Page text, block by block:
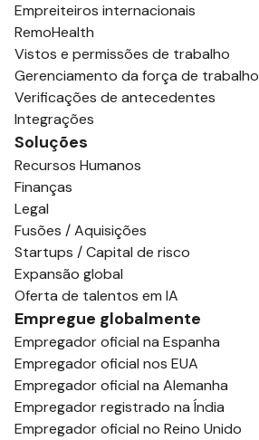
Empreiteiros internacionais
RemoHealth
Vistos e permissões de trabalho
Gerenciamento da força de trabalho
Verificações de antecedentes
Integrações
Soluções
Recursos Humanos
Finanças
Legal
Fusões / Aquisições
Startups / Capital de risco
Expansão global
Oferta de talentos em IA
Empregue globalmente
Empregador oficial na Espanha
Empregador oficial nos EUA
Empregador oficial na Alemanha
Empregador registrado na Índia
Empregador oficial no Reino Unido